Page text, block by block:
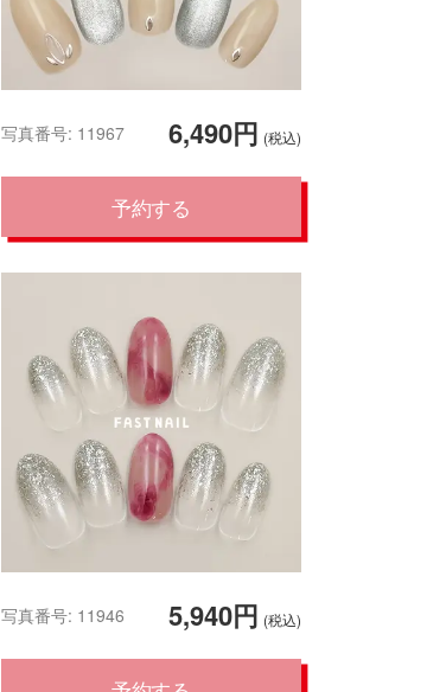
6,490円 (税込)
写真番号: 11967
予約する
5,940円 (税込)
写真番号: 11946